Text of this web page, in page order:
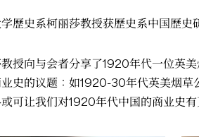
歷史系柯丽莎教授获歷史系中国歷
授向与会者分享了1920年代一位英
史的议题：如1920-30年代英美烟草
可让我们对1920年代中国的商业史有